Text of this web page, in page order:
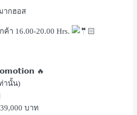
ากฮอส
า 16.00-20.00 Hrs.
🔥
านั้น)
บาท